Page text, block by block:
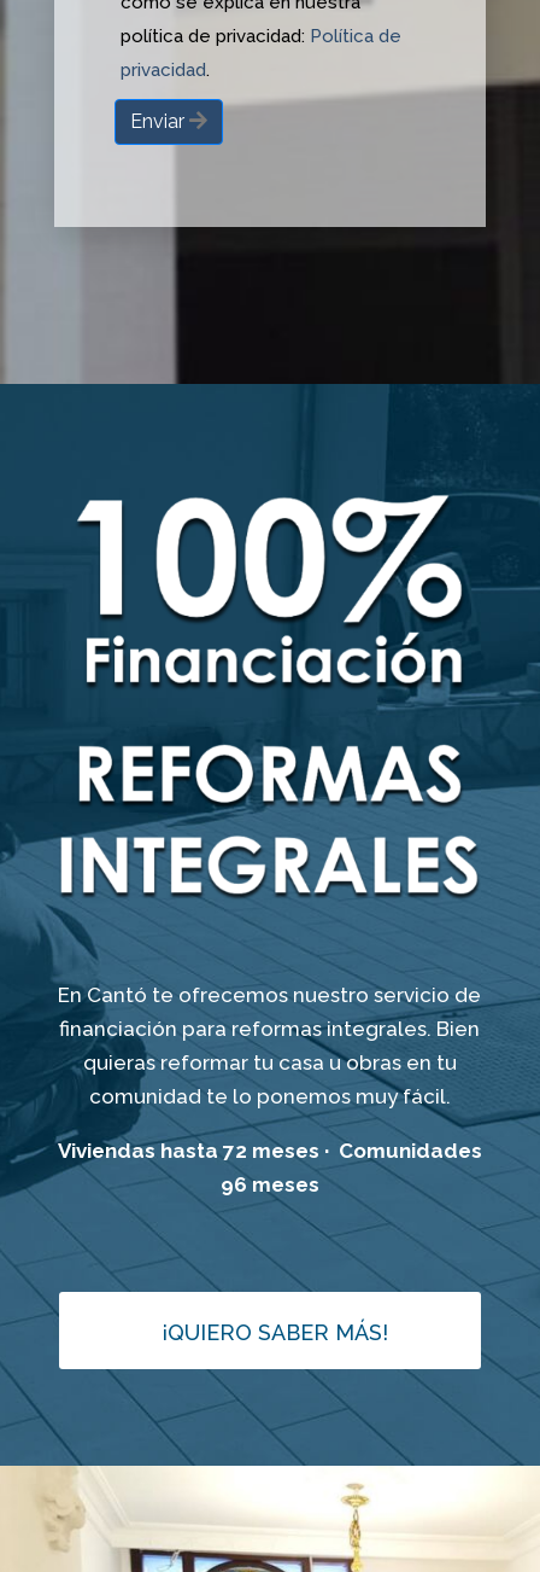
política de privacidad: Política de
privacidad.
Enviar
En Cantó te ofrecemos nuestro servicio de
financiación para reformas integrales. Bien
quieras reformar tu casa u obras en tu
comunidad te lo ponemos muy fácil.
Viviendas hasta 72 meses · Comunidades
96 meses
¡QUIERO SABER MÁS!